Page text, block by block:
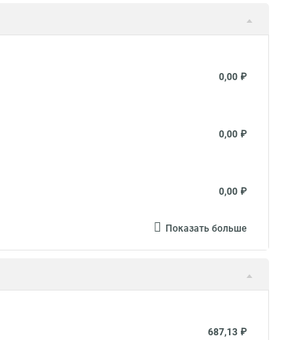
0,00 ₽
0,00 ₽
0,00 ₽
Показать больше
687,13 ₽